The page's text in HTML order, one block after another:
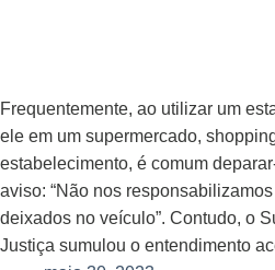
Frequentemente, ao utilizar um
ele em um supermercado,
estabelecimento, é comum
aviso: “Não nos
deixados no veículo”. Contudo, o
Justiça sumulou o entendimento